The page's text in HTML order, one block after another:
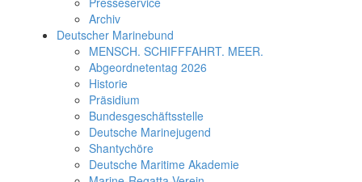
Archiv
Deutscher Marinebund
MENSCH. SCHIFFFAHRT. MEER.
Abgeordnetentag 2026
Historie
Präsidium
Bundesgeschäftsstelle
Deutsche Marinejugend
Shantychöre
Deutsche Maritime Akademie